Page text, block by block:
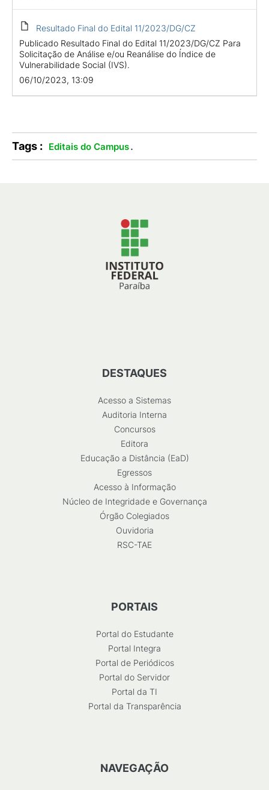
Resultado Final do Edital 11/2023/DG/CZ
Publicado Resultado Final do Edital 11/2023/DG/CZ Para
Solicitação de Análise e/ou Reanálise do Índice de
Vulnerabilidade Social (IVS).
06/10/2023, 13:09
Tags : Editais do Campus.
DESTAQUES
Acesso a Sistemas
Auditoria Interna
Concursos
Editora
Educação a Distância (EaD)
Egressos
Acesso à Informação
Núcleo de Integridade e Governança
Órgão Colegiados
Ouvidoria
RSC-TAE
PORTAIS
Portal do Estudante
Portal Integra
Portal de Periódicos
Portal do Servidor
Portal da TI
Portal da Transparência
NAVEGAÇÃO